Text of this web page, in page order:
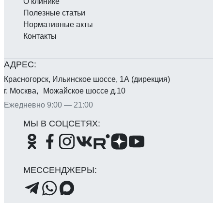
Красногорск, Ильинское шоссе, 1А (дирекция)
г. Москва, Можайское шоссе д.10
Ежедневно 9:00 — 21:00
Полезные статьи
Нормативные акты
Контакты